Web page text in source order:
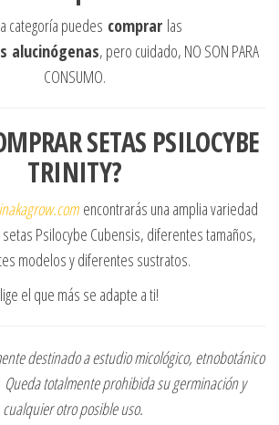
categoría puedes comprar las
alucinógenas, pero cuidado, NO SON PARA
CONSUMO.
SETAS PSILOCYBE
TRINITY?
encontrarás una amplia variedad
Psilocybe Cubensis, diferentes tamaños,
modelos y diferentes sustratos.
el que más se adapte a ti!
destinado a estudio micológico, etnobotánico
Queda totalmente prohibida su germinación y
cualquier otro posible uso.